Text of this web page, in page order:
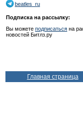
beatles_ru
Подписка на рассылку:
Вы можете подписаться на
новостей Битлз.ру
Главная страница